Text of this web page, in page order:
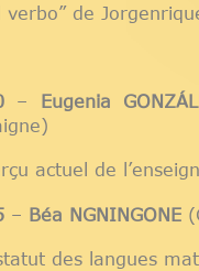
verbo” de
– Eugenia
actuel de
– Béa NGNINGONE
des langues